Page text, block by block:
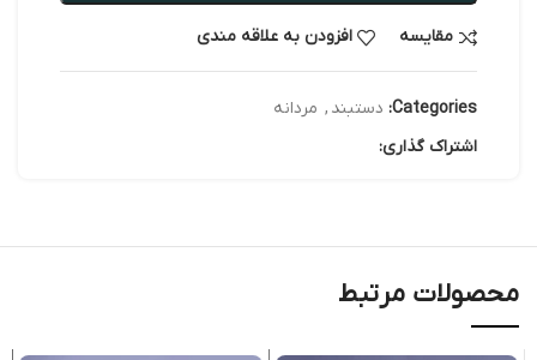
مقایسه افزودن به علاقه مندی
Categories: دستبند , مردانه
اشتراک گذاری:
محصولات مرتبط